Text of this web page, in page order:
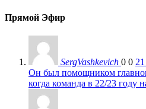
Прямой Эфир
SergVashkevich 0 0
Он был помощником
когда команда в 22/23 году